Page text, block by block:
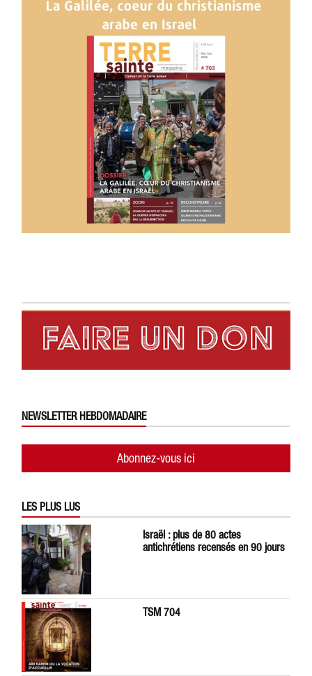
NEWSLETTER HEBDOMADAIRE
Abonnez-vous ici
LES PLUS LUS
Israël : plus de 80 actes
antichrétiens recensés en 90 jours
TSM 704